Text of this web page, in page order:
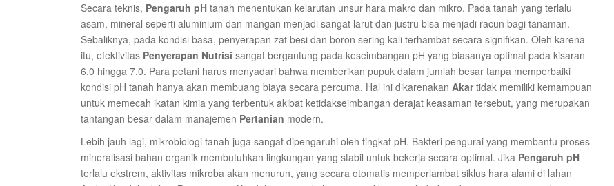
Secara teknis, Pengaruh pH tanah menentukan kelarutan unsur hara makro dan mikro. Pada tanah yang terlalu
asam, mineral seperti aluminium dan mangan menjadi sangat larut dan justru bisa menjadi racun bagi tanaman.
Sebaliknya, pada kondisi basa, penyerapan zat besi dan boron sering kali terhambat secara signifikan. Oleh karena
itu, efektivitas Penyerapan Nutrisi sangat bergantung pada keseimbangan pH yang biasanya optimal pada kisaran
6,0 hingga 7,0. Para petani harus menyadari bahwa memberikan pupuk dalam jumlah besar tanpa memperbaiki
kondisi pH tanah hanya akan membuang biaya secara percuma. Hal ini dikarenakan Akartidak memiliki kemampuan
untuk memecah ikatan kimia yang terbentuk akibat ketidakseimbangan derajat keasaman tersebut, yang merupakan
tantangan besar dalam manajemen Pertanian modern.
Lebih jauh lagi, mikrobiologi tanah juga sangat dipengaruhi oleh tingkat pH. Bakteri pengurai yang membantu proses
mineralisasi bahan organik membutuhkan lingkungan yang stabil untuk bekerja secara optimal. Jika Pengaruh pH
terlalu ekstrem, aktivitas mikroba akan menurun, yang secara otomatis memperlambat siklus hara alami di lahan